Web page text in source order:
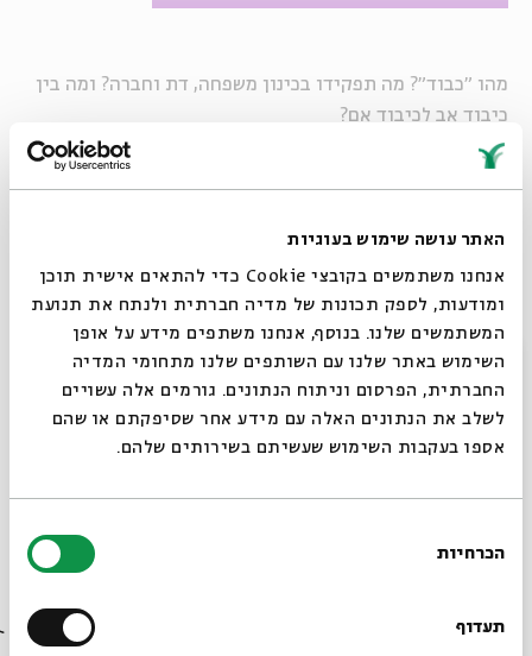
האתר עושה שימוש בעוגיות
אנחנו משתמשים בקובצי Cookie כדי להתאים אישית תוכן
ומודעות, לספק תכונות של מדיה חברתית ולנתח את תנועת
המשתמשים שלנו. בנוסף, אנחנו משתפים מידע על אופן
השימוש באתר שלנו עם השותפים שלנו מתחומי המדיה
החברתית, הפרסום וניתוח הנתונים. גורמים אלה עשויים
לשלב את הנתונים האלה עם מידע אחר שסיפקתם או שהם
אספו בעקבות השימוש שעשיתם בשירותים שלהם.
הסכמה
הכרחיות
תעדוף
מהו "כבוד"? מה תפקידו בכינון משפחה, דת וחברה? ומה בין
כיבוד אב לכיבוד אם?
במהלך הסדרה נברר סוגיות אלו תוך כדי עיון בנושא כיבוד
ויתבהרו מחשבות על אודות כיבוד הורים בעת הזאת, מה
נשתנה ומה ראוי.
ד"רחנה פנחסי היא חוקרת במכון הרטמן וכותבת על נושאים
שעל סדר היום היהודי-ישראלי. הדוקטורט שלה מציע פרשנות
למדרש איכה רבה במבט מגדרי.
א–ה | 19.12–23.12 | טו–יט בטבת | 9:00
של בית אבי חי"
סגור